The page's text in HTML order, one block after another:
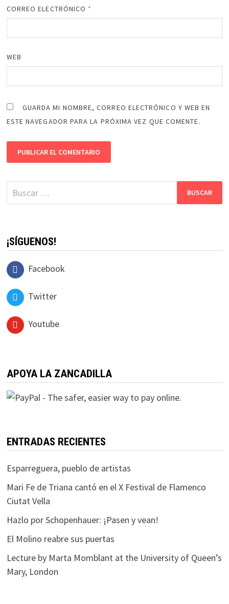
CORREO ELECTRÓNICO *
WEB
GUARDA MI NOMBRE, CORREO ELECTRÓNICO Y WEB EN
ESTE NAVEGADOR PARA LA PRÓXIMA VEZ QUE COMENTE.
Buscar:
¡SÍGUENOS!
Facebook
Twitter
Youtube
APOYA LA ZANCADILLA
ENTRADAS RECIENTES
Esparreguera, pueblo de artistas
Mari Fe de Triana cantó en el X Festival de Flamenco
Ciutat Vella
Hazlo por Schopenhauer: ¡Pasen y vean!
El Molino reabre sus puertas
Lecture by Marta Momblant at the University of Queen’s
Mary, London